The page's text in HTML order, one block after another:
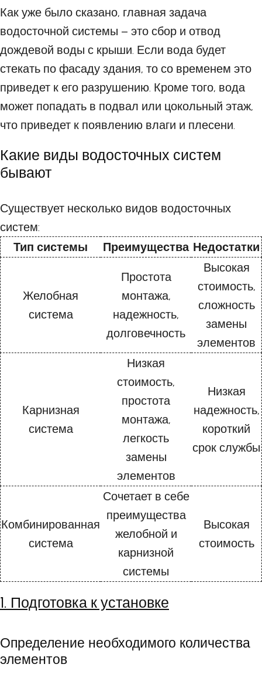
Как уже было сказано, главная задача
водосточной системы – это сбор и отвод
дождевой воды с крыши. Если вода будет
стекать по фасаду здания, то со временем это
приведет к его разрушению. Кроме того, вода
может попадать в подвал или цокольный этаж,
что приведет к появлению влаги и плесени.
Какие виды водосточных систем
бывают
Существует несколько видов водосточных
систем:
Тип системы
Преимущества Недостатки
Желобная
система
Простота
монтажа,
надежность,
долговечность
Высокая
стоимость,
сложность
замены
элементов
Карнизная
система
Низкая
стоимость,
простота
монтажа,
легкость
замены
элементов
Низкая
надежность,
короткий
срок службы
Комбинированная
система
Сочетает в себе
преимущества
желобной и
карнизной
системы
Высокая
стоимость
1. Подготовка к установке
Определение необходимого количества
элементов